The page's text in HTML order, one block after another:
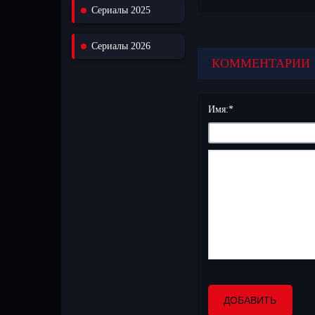
Сериалы 2025
Сериалы 2026
КОММЕНТАРИИ
Имя:*
ДОБАВИТЬ